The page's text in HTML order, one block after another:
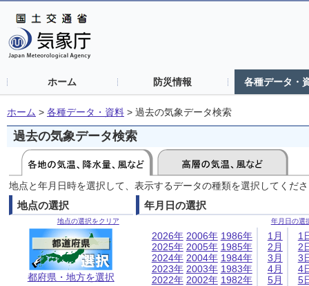
ホーム 防災情報 各種データ・
ホーム > 各種データ・資料 > 過去の気象データ検索
過去の気象データ検索
地点と年月日時を選択して、表示するデータの種類を選択してくだ
地点の選択
地点の選択をクリア
都府県・地方を選択
年月日の選択
年月日の選
2026年
2025年
2024年
2023年
2022年
2006年
2005年
2004年
2003年
2002年
1986年
1985年
1984年
1983年
1982年
1月
2月
3月
4月
5月
1
2
3
4
5